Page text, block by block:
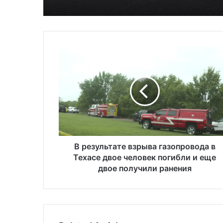
л
ь
а
р
В результате взрыва газопровода в
Техасе двое человек погибли и еще
двое получили ранения